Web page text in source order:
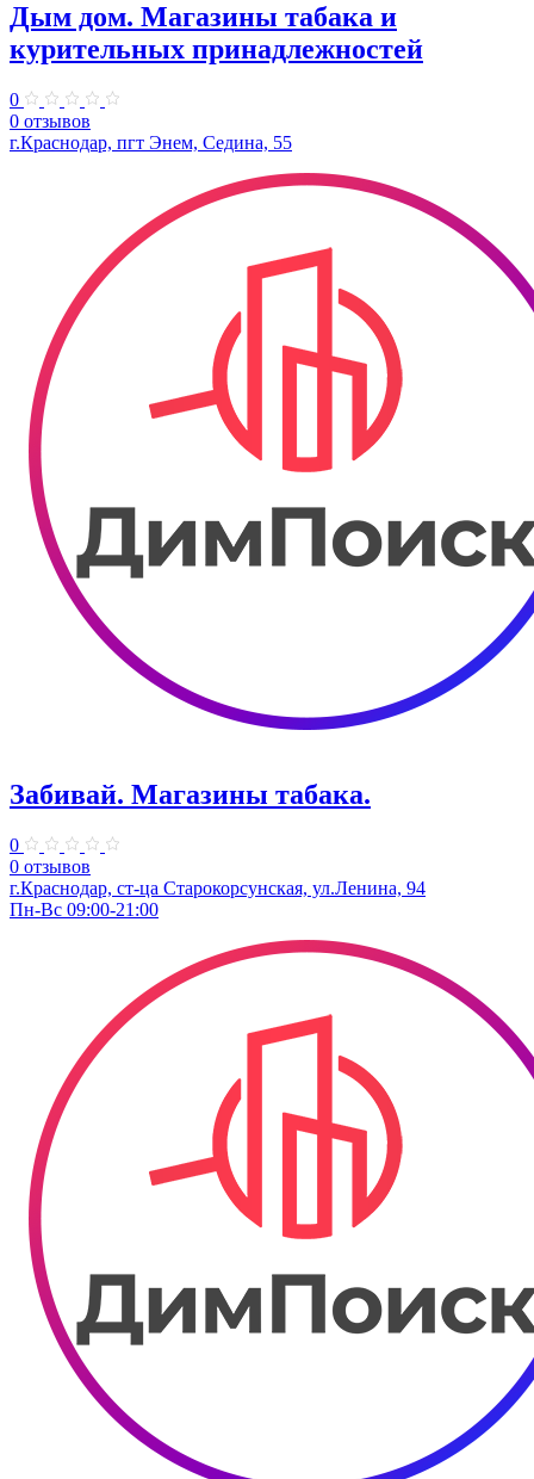
Дым дом. Магазины табака и
курительных принадлежностей
0
0 отзывов
г.Краснодар, пгт Энем, Седина, 55
Забивай. Магазины табака.
0
0 отзывов
г.Краснодар, ст-ца Старокорсунская, ул.Ленина, 94
Пн-Вс 09:00-21:00